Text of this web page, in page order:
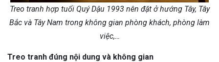
Treo tranh hợp tuổi Quý Dậu 1993 nên đặt ở hướng Tây, Tây
Bắc và Tây Nam trong không gian phòng khách, phòng làm
việc,…
Treo tranh đúng nội dung và không gian